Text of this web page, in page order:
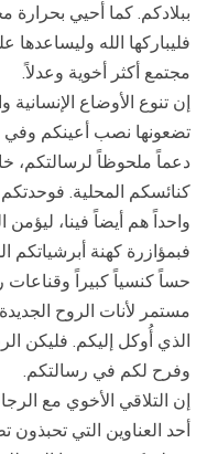
ببلادكم. كما أحيي
فليباركها الله
مجتمع أكثر أخوية وعدلاً.
إن تنوع الأوضاع الإنسانية
تضعونها نصب أعينكم وفي
دعماً ملحوظاً
كنائسكم المحلية.
فبمؤازرة كهنة أبرشياتكم
حساً كنسياً كبيراً وقناعات
مستمر لأنات الروح
الذي أُوكل إليكم. فليكن
وفرح لكم في رسالتكم.
إن التلاقي الأخوي مع
أحد العناوين التي